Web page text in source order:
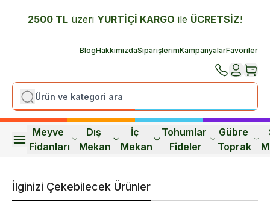
2500 TL üzeri YURTİÇİ KARGO ile ÜCRETSİZ!
BlogHakkımızdaSiparişlerimKampanyalarFavoriler
Meyve
Fidanları
Dış
Mekan
İç
Mekan
Tohumlar
Fideler
Gübre
Toprak
İlginizi Çekebilecek Ürünler